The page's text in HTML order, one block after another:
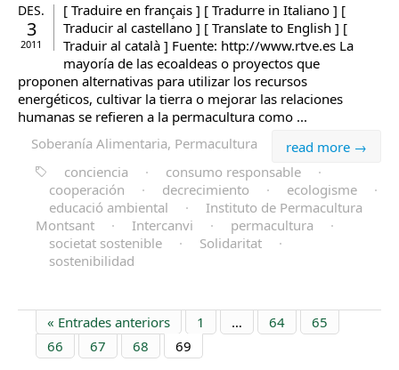
DES.
3
2011
[ Traduire en français ] [ Tradurre in Italiano ] [
Traducir al castellano ] [ Translate to English ] [
Traduir al català ] Fuente: http://www.rtve.es La
mayoría de las ecoaldeas o proyectos que
proponen alternativas para utilizar los recursos
energéticos, cultivar la tierra o mejorar las relaciones
humanas se refieren a la permacultura como ...
read more →
Soberanía Alimentaria, Permacultura
conciencia
· consumo responsable
·
cooperación
· decrecimiento · ecologisme
·
educació ambiental
·
Instituto de Permacultura
Montsant
· Intercanvi · permacultura
·
societat sostenible
· Solidaritat
·
sostenibilidad
« Entrades anteriors 1 … 64
65
66
67 68 69